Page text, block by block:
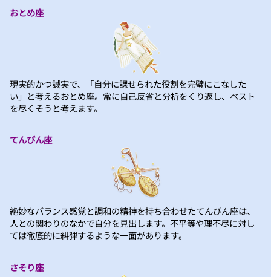
おとめ座
現実的かつ誠実で、「自分に課せられた役割を完璧にこなした
い」と考えるおとめ座。常に自己反省と分析をくり返し、ベスト
を尽くそうと考えます。
てんびん座
絶妙なバランス感覚と調和の精神を持ち合わせたてんびん座は、
人との関わりのなかで自分を見出します。不平等や理不尽に対し
ては徹底的に糾弾するような一面があります。
さそり座